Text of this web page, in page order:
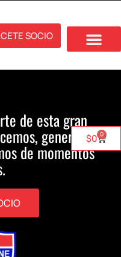
SOCIO
$0 0
de esta gran
generamos
de momentos